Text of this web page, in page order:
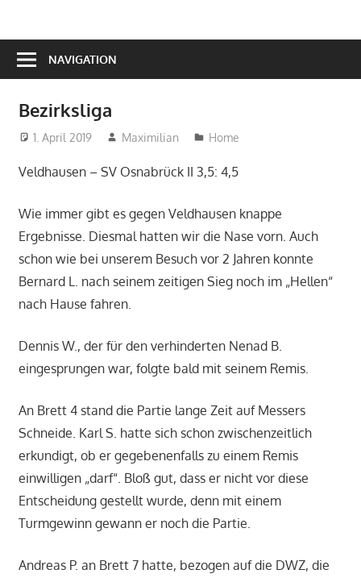
NAVIGATION
Bezirksliga
1. April 2019 Maximilian Home
Veldhausen – SV Osnabrück II 3,5: 4,5
Wie immer gibt es gegen Veldhausen knappe
Ergebnisse. Diesmal hatten wir die Nase vorn. Auch
schon wie bei unserem Besuch vor 2 Jahren konnte
Bernard L. nach seinem zeitigen Sieg noch im „Hellen“
nach Hause fahren.
Dennis W., der für den verhinderten Nenad B.
eingesprungen war, folgte bald mit seinem Remis.
An Brett 4 stand die Partie lange Zeit auf Messers
Schneide. Karl S. hatte sich schon zwischenzeitlich
erkundigt, ob er gegebenenfalls zu einem Remis
einwilligen „darf“. Bloß gut, dass er nicht vor diese
Entscheidung gestellt wurde, denn mit einem
Turmgewinn gewann er noch die Partie.
Andreas P. an Brett 7 hatte, bezogen auf die DWZ, die